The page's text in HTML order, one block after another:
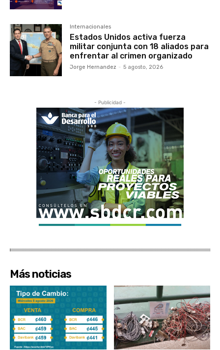
Internacionales
Estados Unidos activa fuerza
militar conjunta con 18 aliados para
enfrentar al crimen organizado
Jorge Hernandez - 5 agosto, 2026
- Publicidad -
Más noticias